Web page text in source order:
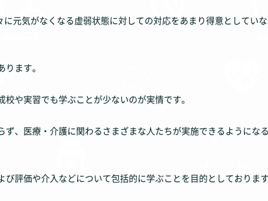
元気がなくなる虚弱状態に対しての対応をあまり得意としてい
ます。
や実習でも学ぶことが少ないのが実情です。
、医療・介護に関わるさまざまな人たちが実施できるようにな
評価や介入などについて包括的に学ぶことを目的としております